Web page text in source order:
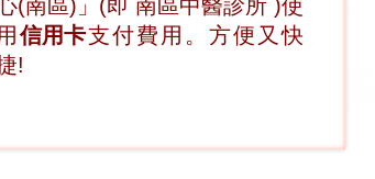
(南區)」(即 南區中醫診所 )使
信用卡支付費用。方便又快
!